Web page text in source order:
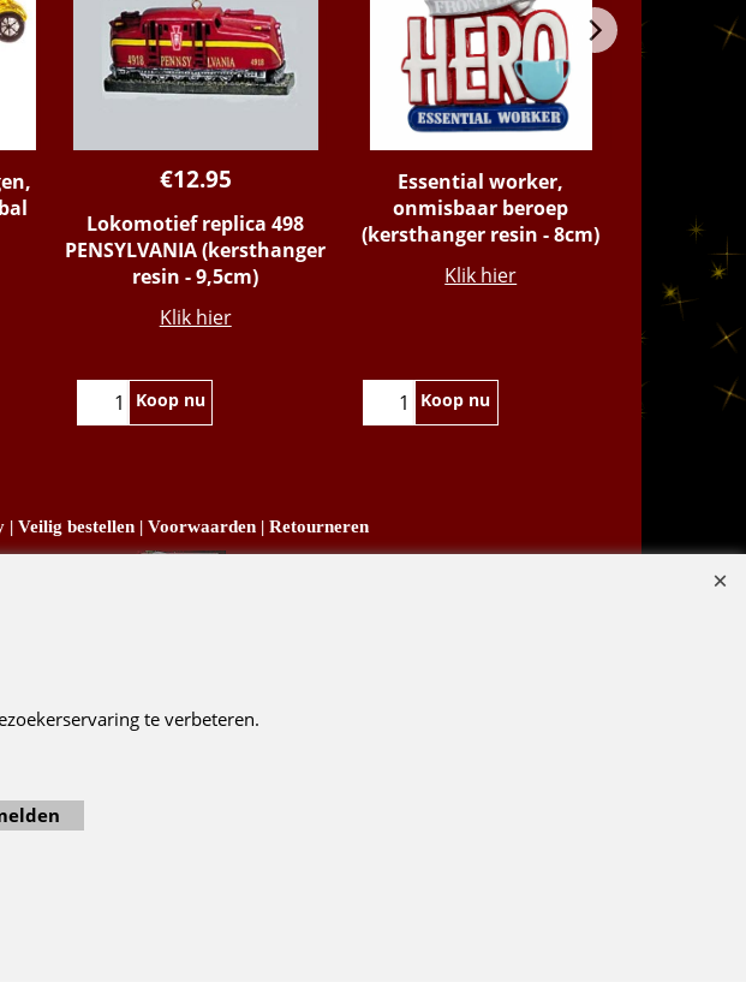
€12.95
Lokomotief replica 498
PENSYLVANIA (kersthanger
resin - 9,5cm)
Klik hier
Koop nu
Essential worker,
onmisbaar beroep
(kersthanger resin - 8cm)
Klik hier
Koop nu
Veilig bestellen
te verbeteren.